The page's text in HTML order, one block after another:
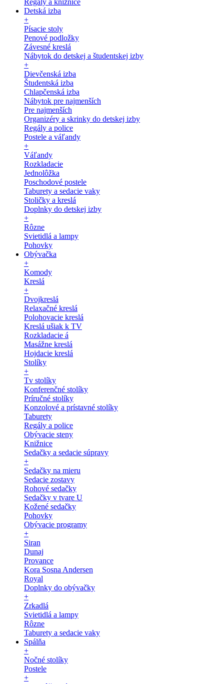
Regály a knižnice
Detská izba
+
Písacie stoly
Penové podložky
Závesné kreslá
Nábytok do detskej a študentskej izby
+
Dievčenská izba
Študentská izba
Chlapčenská izba
Nábytok pre najmenších
Pre najmenších
Organizéry a skrinky do detskej izby
Regály a police
Postele a váľandy
+
Váľandy
Rozkladacie
Jednolôžka
Poschodové postele
Taburety a sedacie vaky
Stoličky a kreslá
Doplnky do detskej izby
+
Rôzne
Svietidlá a lampy
Pohovky
Obývačka
+
Komody
Kreslá
+
Dvojkreslá
Relaxačné kreslá
Polohovacie kreslá
Kreslá ušiak k TV
Rozkladacie á
Masážne kreslá
Hojdacie kreslá
Stolíky
+
Tv stolíky
Konferenčné stolíky
Príručné stolíky
Konzolové a prístavné stolíky
Taburety
Regály a police
Obývacie steny
Knižnice
Sedačky a sedacie súpravy
+
Sedačky na mieru
Sedacie zostavy
Rohové sedačky
Sedačky v tvare U
Kožené sedačky
Pohovky
Obývacie programy
+
Siran
Dunaj
Provance
Kora Sosna Andersen
Royal
Doplnky do obývačky
+
Zrkadlá
Svietidlá a lampy
Rôzne
Taburety a sedacie vaky
Spálňa
+
Nočné stolíky
Postele
+